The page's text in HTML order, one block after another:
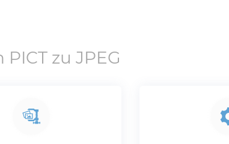
PICTzu JPEG